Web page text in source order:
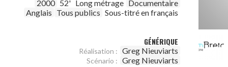
2000 52' Long métrage Documentaire
Anglais Tous publics Sous-titré en français
GÉNÉRIQUE
Réalisation : Greg Nieuviarts
Scénario : Greg Nieuviarts